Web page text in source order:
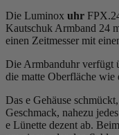
Die Luminox uhr
Kautschuk Armband 24
einen Zeitmesser mit
Die Armbanduhr verfügt
die matte Oberfläche wie
Das e Gehäuse
Geschmack, nahezu
e Lünette dezent ab.